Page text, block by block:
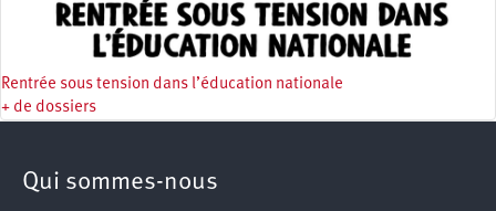
Rentrée sous tension dans l’éducation nationale
+ de dossiers
Qui sommes-nous